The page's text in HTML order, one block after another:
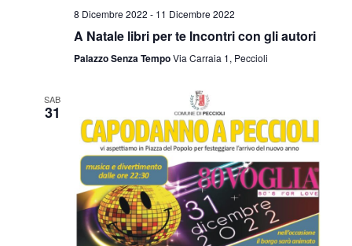
8 Dicembre 2022 - 11 Dicembre 2022
A Natale libri per te Incontri con gli autori
Palazzo Senza TempoVia Carraia 1, Peccioli
SAB
31